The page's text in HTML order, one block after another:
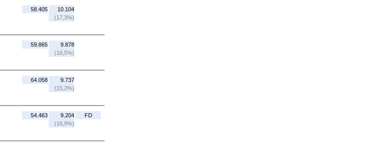
58.405
10.104
(17,3%)
59.865
9.878
(16,5%)
64.058
9.737
(15,2%)
54.463
9.204
(16,9%)
FD